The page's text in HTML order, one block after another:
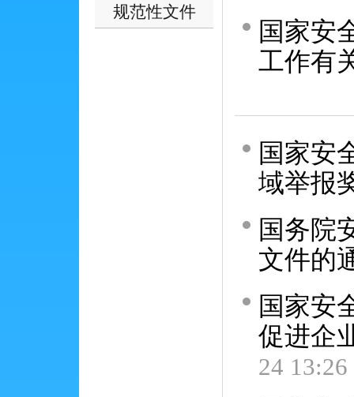
规范性文件
国家安
工作有
国家安
域举报
国务院
文件的
国家安
促进企
24 13:26